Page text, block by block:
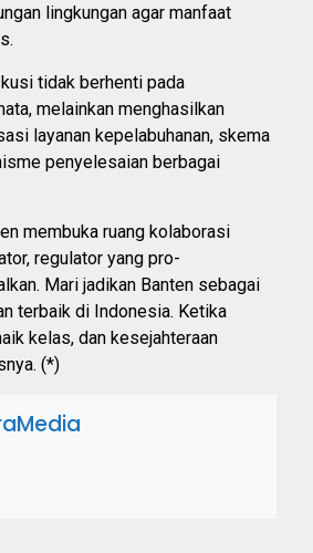
lingkungan agar manfaat
tidak berhenti pada
melainkan menghasilkan
layanan kepelabuhanan, skema
penyelesaian berbagai
membuka ruang kolaborasi
regulator yang pro-
Mari jadikan Banten sebagai
terbaik di Indonesia. Ketika
kelas, dan kesejahteraan
(*)